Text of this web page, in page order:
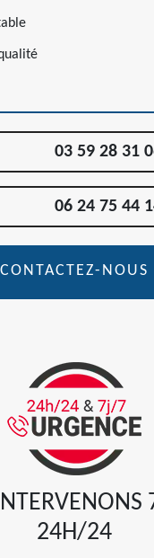
03 59 28 31
06 24 75 44
CONTACTEZ-NOUS
24H/24